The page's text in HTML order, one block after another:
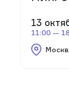
13
11:00 —